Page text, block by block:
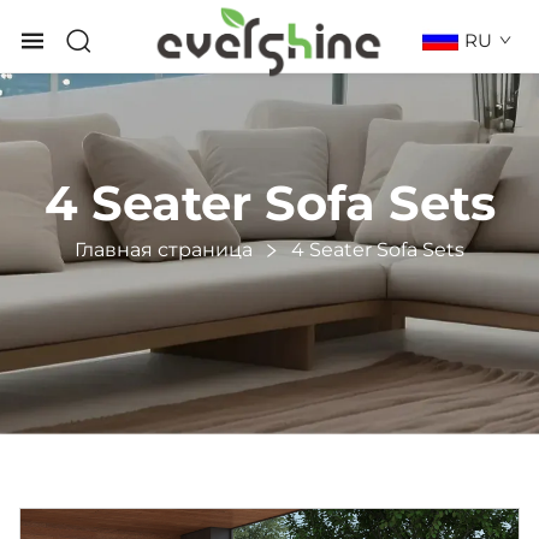
RU
4 Seater Sofa Sets
Главная страница 4 Seater Sofa Sets